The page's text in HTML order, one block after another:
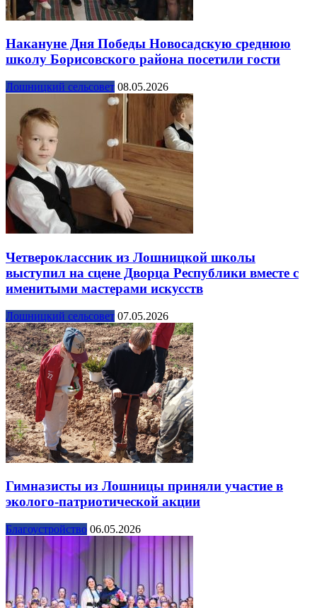
Накануне Дня Победы Новосадскую среднюю
школу Борисовского района посетили гости
Лошницкий сельсовет 08.05.2026
Четвероклассник из Лошницкой школы
выступил на сцене Дворца Республики вместе с
именитыми мастерами искусств
Лошницкий сельсовет 07.05.2026
Гимназисты из Лошницы приняли участие в
эколого-патриотической акции
Благоустройство 06.05.2026